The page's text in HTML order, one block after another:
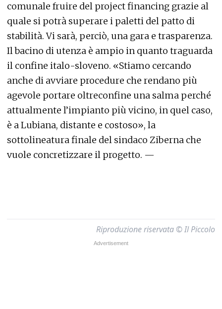
comunale fruire del project financing grazie al
quale si potrà superare i paletti del patto di
stabilità. Vi sarà, perciò, una gara e trasparenza.
Il bacino di utenza è ampio in quanto traguarda
il confine italo-sloveno. «Stiamo cercando
anche di avviare procedure che rendano più
agevole portare oltreconfine una salma perché
attualmente l’impianto più vicino, in quel caso,
è a Lubiana, distante e costoso», la
sottolineatura finale del sindaco Ziberna che
vuole concretizzare il progetto. —
Riproduzione riservata © Il Piccolo